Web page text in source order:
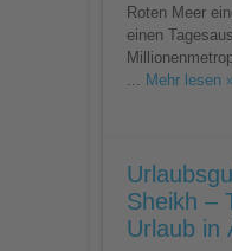
Roten Meer
einen
Mehr lesen
Sheikh –
Urlaub in